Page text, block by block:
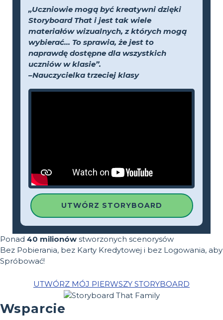
„Uczniowie mogą być kreatywni dzięki
Storyboard That i jest tak wiele
materiałów wizualnych, z których mogą
wybierać... To sprawia, że jest to
naprawdę dostępne dla wszystkich
uczniów w klasie”.
–Nauczycielka trzeciej klasy
UTWÓRZ STORYBOARD
Ponad 40 milionów stworzonych scenorysów
Bez Pobierania, bez Karty Kredytowej i bez Logowania, aby
Spróbować!
UTWÓRZ MÓJ PIERWSZY STORYBOARD
Wsparcie